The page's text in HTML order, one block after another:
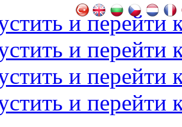
и перейти
и перейти
и перейти
и перейти